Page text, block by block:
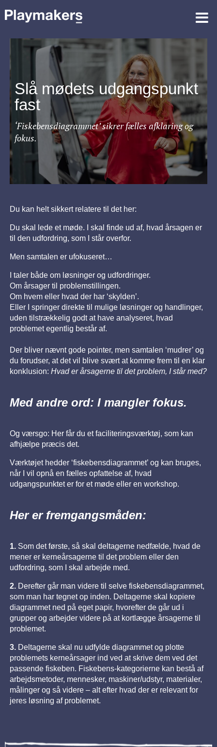
Slå mødets udgangspunkt
fast
‘Fiskebensdiagrammet’ sikrer fælles afklaring og
fokus.
Du kan helt sikkert relatere til det her:
Du skal lede et møde. I skal finde ud af, hvad årsagen er
til den udfordring, som I står overfor.
Men samtalen er ufokuseret…
I taler både om løsninger og udfordringer.
Om årsager til problemstillingen.
Om hvem eller hvad der har ‘skylden’.
Eller I springer direkte til mulige løsninger og handlinger,
uden tilstrækkelig godt at have analyseret, hvad
problemet egentlig består af.
Der bliver nævnt gode pointer, men samtalen ‘mudrer’ og
du forudser, at det vil blive svært at komme frem til en klar
konklusion: Hvad er årsagerne til det problem, I står med?
Med andre ord: I mangler fokus.
Og værsgo: Her får du et faciliteringsværktøj, som kan
afhjælpe præcis det.
Værktøjet hedder ‘fiskebensdiagrammet’ og kan bruges,
når I vil opnå en fælles opfattelse af, hvad
udgangspunktet er for et møde eller en workshop.
Her er fremgangsmåden:
1. Som det første, så skal deltagerne nedfælde, hvad de
mener er kerneårsagerne til det problem eller den
udfordring, som I skal arbejde med.
2. Derefter går man videre til selve fiskebensdiagrammet,
som man har tegnet op inden. Deltagerne skal kopiere
diagrammet ned på eget papir, hvorefter de går ud i
grupper og arbejder videre på at kortlægge årsagerne til
problemet.
3. Deltagerne skal nu udfylde diagrammet og plotte
problemets kerneårsager ind ved at skrive dem ved det
passende fiskeben. Fiskebens-kategorierne kan bestå af
arbejdsmetoder, mennesker, maskiner/udstyr, materialer,
målinger og så videre – alt efter hvad der er relevant for
jeres løsning af problemet.